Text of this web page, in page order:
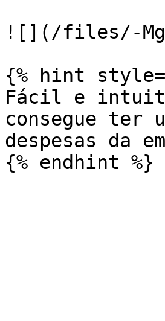
![](/files/-
{% hint
Fácil e
consegue ter
despesas da